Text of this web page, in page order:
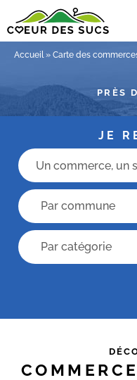
Accueil» Carte des
PRÈS
JE
Champs recherche
recherche commune
recherche
Recherche categorie
Recherche